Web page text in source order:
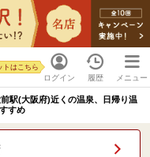
ログイン
トはこちら
履歴 メニュー
駅(大阪府)近くの温泉、日帰り温
すめ